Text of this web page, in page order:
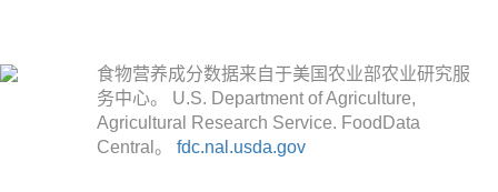
食物营养成分数据来自于美国农业部农业研究服
务中心。 U.S. Department of Agriculture,
Agricultural Research Service. FoodData
Central。 fdc.nal.usda.gov